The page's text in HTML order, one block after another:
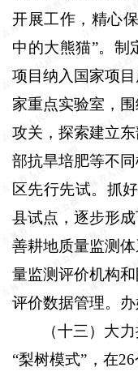
开展工作，精心
中的大熊猫”。制
项目纳入国家项
家重点实验室，
攻关，探索建立
部抗旱培肥等不
区先行先试。抓好
县试点，逐步形
善耕地质量监测
量监测评价机构
评价数据管理。办
（十三）大
“梨树模式”，在26